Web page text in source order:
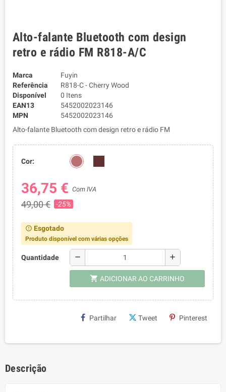
Alto-falante Bluetooth com design
retro e rádio FM R818-A/C
Marca
Fuyin
Referência
R818-C - Cherry Wood
Disponível
0 Itens
EAN13
5452002023146
MPN
5452002023146
Alto-falante Bluetooth com design retro e rádio FM
Cor:
36,75 € Com IVA
49,00 € -25%
error_outline Esgotado
Produto disponível com várias opções
Quantidade remove add
shopping_cart ADICIONAR AO CARRINHO
Partilhar Tweet Pinterest
Descrição